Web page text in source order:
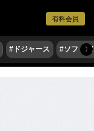
有料会員
#ドジャース #ソフト〉